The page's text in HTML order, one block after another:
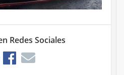
Redes Sociales